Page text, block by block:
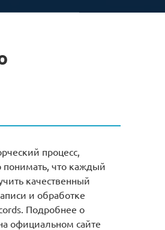
процесс,
понимать, что каждый
качественный
и обработке
Подробнее о
официальном сайте